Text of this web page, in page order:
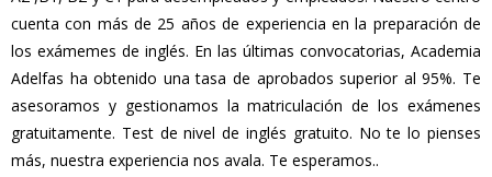
cuenta con más de 25 años de experiencia en la preparación de
los exámemes de inglés. En las últimas convocatorias, Academia
Adelfas ha obtenido una tasa de aprobados superior al 95%. Te
asesoramos y gestionamos la matriculación de los exámenes
gratuitamente. Test de nivel de inglés gratuito. No te lo pienses
más, nuestra experiencia nos avala. Te esperamos..